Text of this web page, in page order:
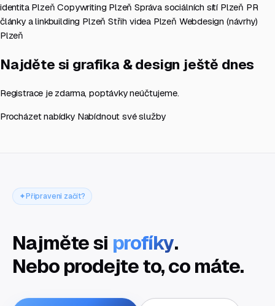
identita PlzeňCopywriting PlzeňSpráva sociálních sítí Plzeň PR
články a linkbuilding Plzeň Střih videa Plzeň Webdesign (návrhy)
Plzeň
Najděte si grafika & design ještě dnes
Registrace je zdarma, poptávky neúčtujeme.
Procházet nabídky Nabídnout své služby
Připraveni začít?
Najměte si profíky.
Nebo prodejte to, co máte.